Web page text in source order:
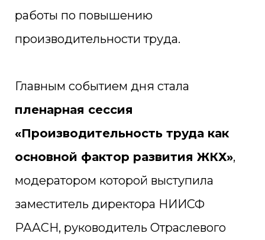
работы по повышению
производительности труда.
Главным событием дня стала
пленарная сессия
«Производительность труда как
основной фактор развития ЖКХ»,
модератором которой выступила
заместитель директора НИИСФ
РААСН, руководитель Отраслевого